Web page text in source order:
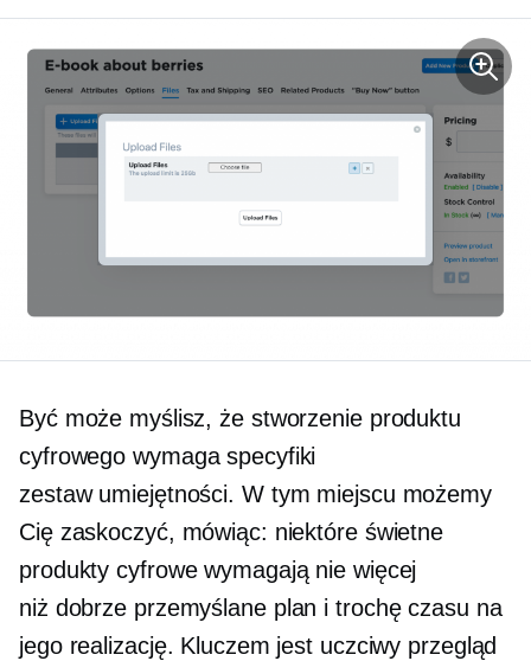
Być może myślisz, że stworzenie produktu
cyfrowego wymaga specyfiki
zestaw umiejętności. W tym miejscu możemy
Cię zaskoczyć, mówiąc: niektóre świetne
produkty cyfrowe wymagają nie więcej
niż dobrze przemyślaneplan i trochę czasu na
jego realizację. Kluczem jest uczciwy przegląd